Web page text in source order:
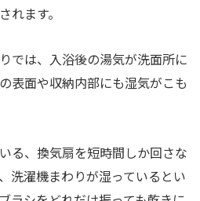
れます。
では、入浴後の湯気が洗面所に
表面や収納内部にも湿気がこも
る、換気扇を短時間しか回さな
洗濯機まわりが湿っているとい